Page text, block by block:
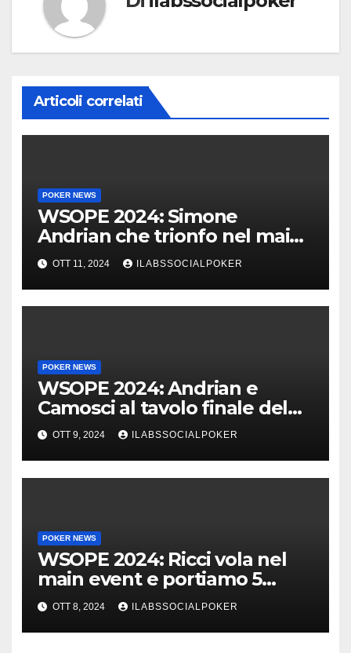
Articoli correlati
POKER NEWS
WSOPE 2024: Simone
Andrian che trionfo nel main
event al King’s
OTT 11, 2024 ILABSSOCIALPOKER
POKER NEWS
WSOPE 2024: Andrian e
Camosci al tavolo finale del
Main, vai Italia!!!
OTT 9, 2024 ILABSSOCIALPOKER
POKER NEWS
WSOPE 2024: Ricci vola nel
main event e portiamo 5
azzurri al day 4
OTT 8, 2024 ILABSSOCIALPOKER